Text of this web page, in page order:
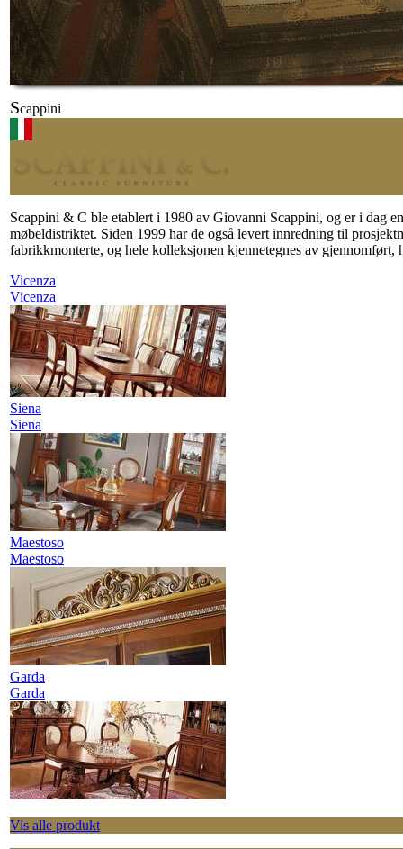
Scappini
Scappini & C ble etablert i 1980 av Giovanni Scappini, og er i dag
møbeldistriktet. Siden 1999 har de også levert innredning til
fabrikkmonterte, og hele kolleksjonen kjennetegnes av gjennomført,
Vicenza
Vicenza
Siena
Siena
Maestoso
Maestoso
Garda
Garda
Vis alle produkt